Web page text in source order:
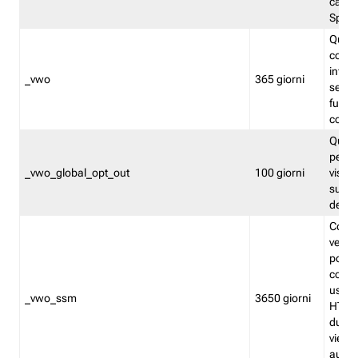
Split
_vwo 365 giorni
_vwo_global_opt_out 100 giorni
su
_vwo_ssm 3650 giorni
viene